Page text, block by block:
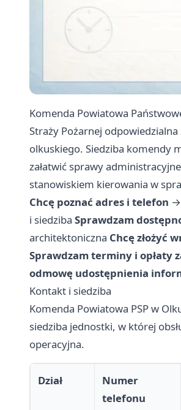
Komenda Powiatowa
Straży Pożarnej
olkuskiego. Siedziba komendy
załatwić sprawy
stanowiskiem kierowania w
Chcę poznać adres i telefon →
i siedziba Sprawdzam
architektoniczna Chcę złożyć
Sprawdzam terminy i opłaty
odmowę udostępnienia
Kontakt i siedziba
Komenda Powiatowa PSP w
siedziba jednostki, w której
operacyjna.
Dział
Numer
telefonu